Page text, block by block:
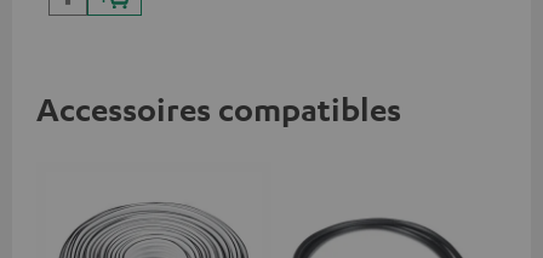
Accessoires compatibles